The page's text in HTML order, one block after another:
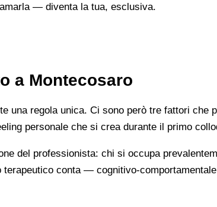
— diventa la tua, esclusiva.
a Montecosaro
una regola unica. Ci sono però tre fattori
personale che si crea durante il primo
del professionista: chi si occupa
conta — cognitivo-